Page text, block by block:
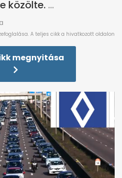
közölte.
megnyitása